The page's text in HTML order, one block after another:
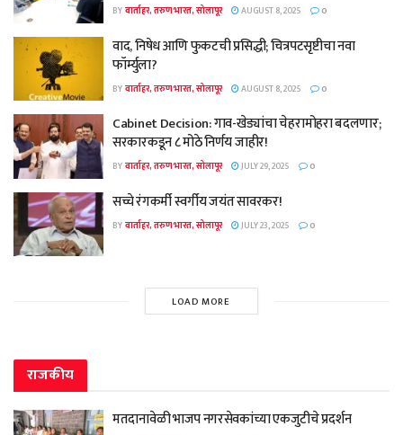
BYवार्ताहर, तरुण भारत, सोलापूर AUGUST 8, 2025 0
वाद, निषेध आणि फुकटची प्रसिद्धी; चित्रपटसृष्टीचा नवा
फॉर्म्युला?
BYवार्ताहर, तरुण भारत, सोलापूर AUGUST 8, 2025 0
Cabinet Decision: गाव-खेड्यांचा चेहरामोहरा बदलणार;
सरकारकडून ८ मोठे निर्णय जाहीर!
BYवार्ताहर, तरुण भारत, सोलापूर JULY 29, 2025 0
सच्चे रंगकर्मी स्वर्गीय जयंत सावरकर!
BYवार्ताहर, तरुण भारत, सोलापूर JULY 23, 2025 0
LOAD MORE
राजकीय
मतदानावेळी भाजप नगरसेवकांच्या एकजुटीचे प्रदर्शन